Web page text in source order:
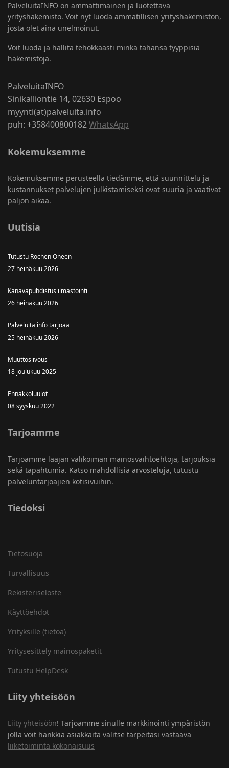
PalveluitaINFO on ammattimainen ja luotettava
yrityshakemisto. Voit nyt luoda ammatillisen yrityshakemiston,
josta olet aina unelmoinut.
Voit luoda ja hallita tehokkaasti minkä tahansa tyyppisiä
hakemistoja.
PalveluitaINFO
Sinikalliontie 14, 02630 Espoo
myynti(at)palveluita.info
puh: +358400800182WhatsApp
Kokemuksemme
Kokemuksemme perusteella tiedämme, että suunnittelu ja
kustannukset palvelujen julkistamiseksi ovat suuria ja vaativat
paljon aikaa.
Uutisia
Tutustu Rochen Oneen
27 heinäkuu 2026
Kanavapuhdistus ilmastointi
26 heinäkuu 2026
Palveluita info tarjoaa
25 heinäkuu 2026
Muuttosiivous
18 joulukuu 2025
Ennakkoluulot
08 syyskuu 2022
Tarjoamme
Tarjoamme laajan valikoiman mainosvaihtoehtoja, tarjouksia
sekä tapahtumia. Katso mahdollisia arvosteluja, tutustu
palveluntarjoajien kotisivuihin.
Tiedoksi
Tietosuoja
Turvallisuus
Rekisteriseloste
Käyttöehdot
Yrityksille (tietoa)
Yritysesittely mainospaketit
Tutustu HelpDesk
Liity yhteisöön
Liity yhteisöön! Tarjoamme sinulle markkinointi ympäristön
jolla voit hankkia asiakkaita valitse tarpeitasi vastaava
liiketoiminta kokonaisuus